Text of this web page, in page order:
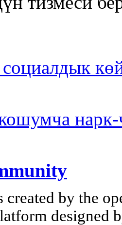
created by the
designed